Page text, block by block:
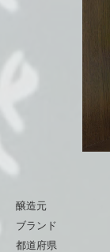
醸造元
ブランド
都道府県